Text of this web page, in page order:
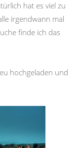
hat es viel zu
irgendwann mal
finde ich das
hochgeladen und